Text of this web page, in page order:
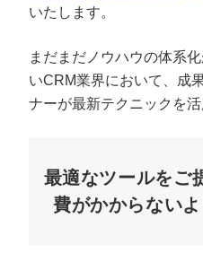
いたします。
まだまだノウハウの体系
いCRM業界において、成
ナーが最新テクニックを
最適なツールをご
費がかからない